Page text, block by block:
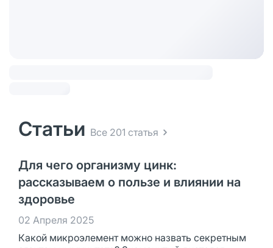
Статьи Все 201 статья
Для чего организму цинк:
рассказываем о пользе и влиянии на
здоровье
02 Апреля 2025
Какой микроэлемент можно назвать секретным